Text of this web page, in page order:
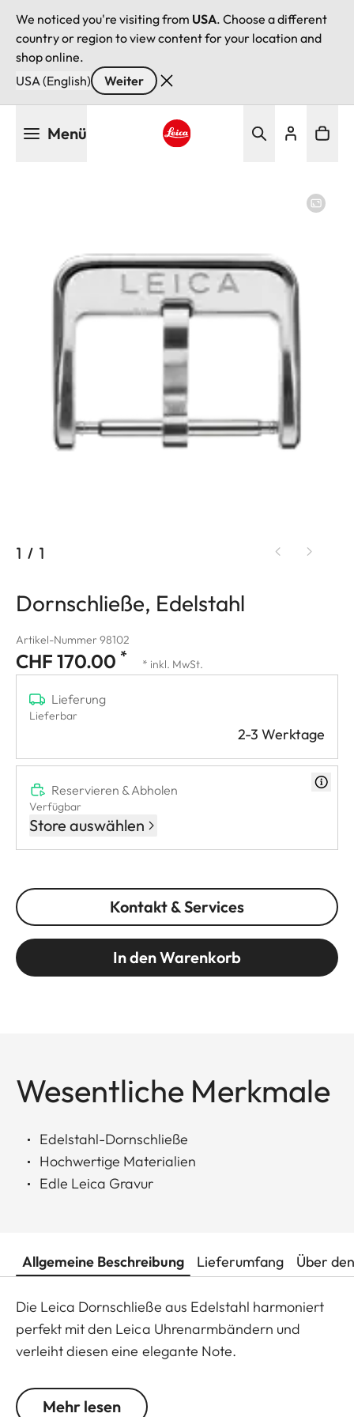
We noticed you're visiting from USA. Choose a different
country or region to view content for your location and
shop online.
USA (English)
Weiter
Menü
1 / 1
Dornschließe, Edelstahl
Artikel-Nummer 98102
CHF 170.00 * * inkl. MwSt.
Lieferung
Lieferbar
2-3 Werktage
Reservieren & Abholen
Verfügbar
Store auswählen
Kontakt & Services
In den Warenkorb
Wesentliche Merkmale
Edelstahl-Dornschließe
Hochwertige Materialien
Edle Leica Gravur
Allgemeine Beschreibung Lieferumfang Über
Die Leica Dornschließe aus Edelstahl harmoniert
perfekt mit den Leica Uhrenarmbändern und
verleiht diesen eine elegante Note.
Mehr lesen